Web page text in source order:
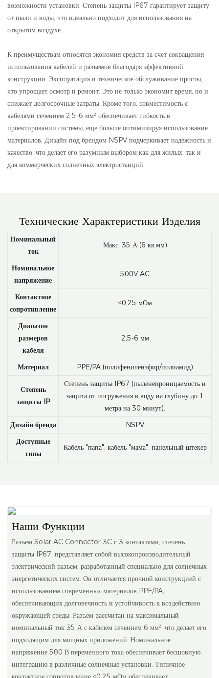
возможности установки. Степень защиты IP67 гарантирует защиту
от пыли и воды, что идеально подходит для использования на
открытом воздухе.
К преимуществам относятся экономия средств за счет сокращения
использования кабелей и разъемов благодаря эффективной
конструкции. Эксплуатация и техническое обслуживание просты,
что упрощает осмотр и ремонт. Это не только экономит время, но и
снижает долгосрочные затраты. Кроме того, совместимость с
кабелями сечением 2,5-6 мм² обеспечивает гибкость в
проектировании системы, еще больше оптимизируя использование
материалов. Дизайн под брендом NSPV подчеркивает надежность и
качество, что делает его разумным выбором как для жилых, так и
для коммерческих солнечных электростанций.
Технические Характеристики Изделия
Номинальный
ток
Макс. 35 А (6 кв.мм)
Номинальное
напряжение
500V AC
Контактное
сопротивление
≤0,25 мОм
Диапазон
размеров
кабеля
2,5-6 мм
Материал PPE/PA (полифениленэфир/полиамид)
Степень
защиты IP
Степень защиты IP67 (пыленепроницаемость и
защита от погружения в воду на глубину до 1
метра на 30 минут).
Дизайн бренда
NSPV
Доступные
типы
Кабель "папа", кабель "мама", панельный штекер
Наши Функции
Разъем Solar AC Connector 3C с 3 контактами, степень
защиты IP67, представляет собой высокопроизводительный
электрический разъем, разработанный специально для солнечных
энергетических систем. Он отличается прочной конструкцией с
использованием современных материалов PPE/PA,
обеспечивающих долговечность и устойчивость к воздействию
окружающей среды. Разъем рассчитан на максимальный
номинальный ток 35 А с кабелем сечением 6 мм², что делает его
подходящим для мощных приложений. Номинальное
напряжение 500 В переменного тока обеспечивает бесшовную
интеграцию в различные солнечные установки. Типичное